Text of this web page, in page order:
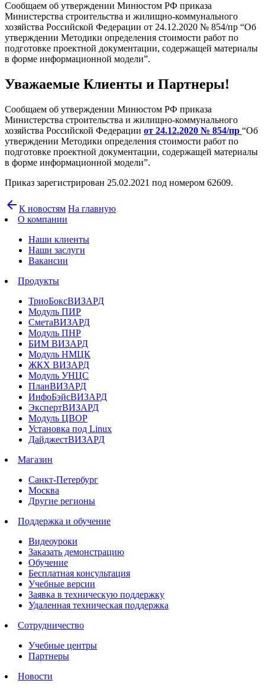
Сообщаем об утверждении Минюстом РФ приказа
Министерства строительства и жилищно-коммунального
хозяйства Российской Федерации от 24.12.2020 № 854/пр “Об
утверждении Методики определения стоимости работ по
подготовке проектной документации, содержащей материалы
в форме информационной модели”.
Уважаемые Клиенты и Партнеры!
Сообщаем об утверждении Минюстом РФ приказа
Министерства строительства и жилищно-коммунального
хозяйства Российской Федерации от 24.12.2020 № 854/пр “Об
утверждении Методики определения стоимости работ по
подготовке проектной документации, содержащей материалы
в форме информационной модели”.
Приказ зарегистрирован 25.02.2021 под номером 62609.
arrow_back К новостям На главную
О компании
Наши клиенты
Наши заслуги
Вакансии
Продукты
ТриоБоксВИЗАРД
Модуль ПИР
СметаВИЗАРД
Модуль ПНР
БИМ ВИЗАРД
Модуль НМЦК
ЖКХ ВИЗАРД
Модуль УНЦС
ПланВИЗАРД
ИнфоБэйсВИЗАРД
ЭкспертВИЗАРД
Модуль ЦВОР
Установка под Linux
ДайджестВИЗАРД
Магазин
Санкт-Петербург
Москва
Другие регионы
Поддержка и обучение
Видеоуроки
Заказать демонстрацию
Обучение
Бесплатная консультация
Учебные версии
Заявка в техническую поддержку
Удаленная техническая поддержка
Сотрудничество
Учебные центры
Партнеры
Новости